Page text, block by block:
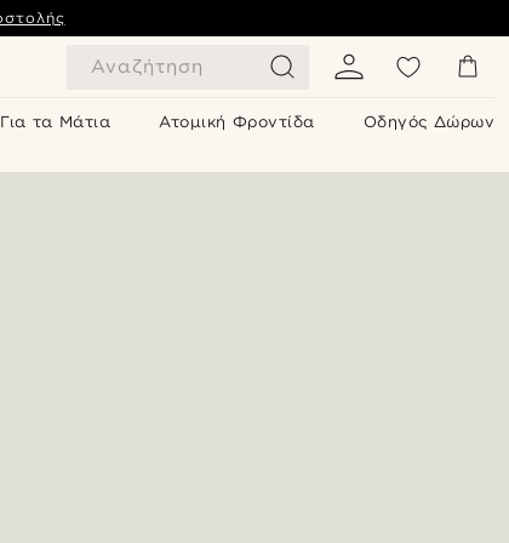
Αναζήτηση
Για τα Μάτια Ατομική Φροντίδα Οδηγός Δώρων